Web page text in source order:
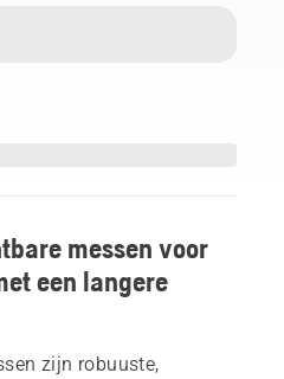
messen voor
een langere
zijn robuuste,